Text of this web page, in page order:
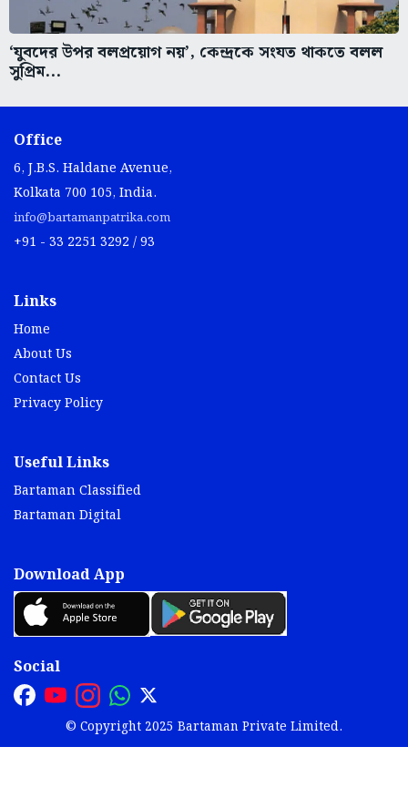
‘যুবদের উপর বলপ্রয়োগ নয়’, কেন্দ্রকে সংযত থাকতে বলল
সুপ্রিম...
Office
6, J.B.S. Haldane Avenue,
Kolkata 700 105, India.
info@bartamanpatrika.com
+91 - 33 2251 3292 / 93
Links
Home
About Us
Contact Us
Privacy Policy
Useful Links
Bartaman Classified
Bartaman Digital
Download App
Social
© Copyright 2025 Bartaman Private Limited.